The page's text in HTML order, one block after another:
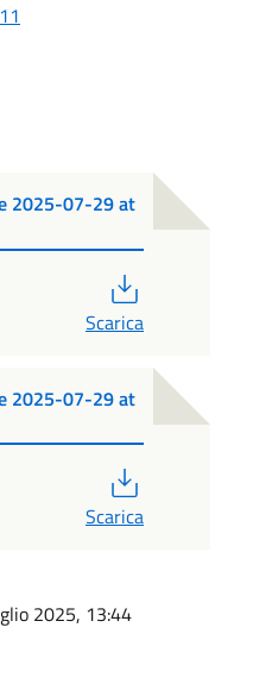
2025-07-29 at
Scarica
2025-07-29 at
Scarica
2025, 13:44